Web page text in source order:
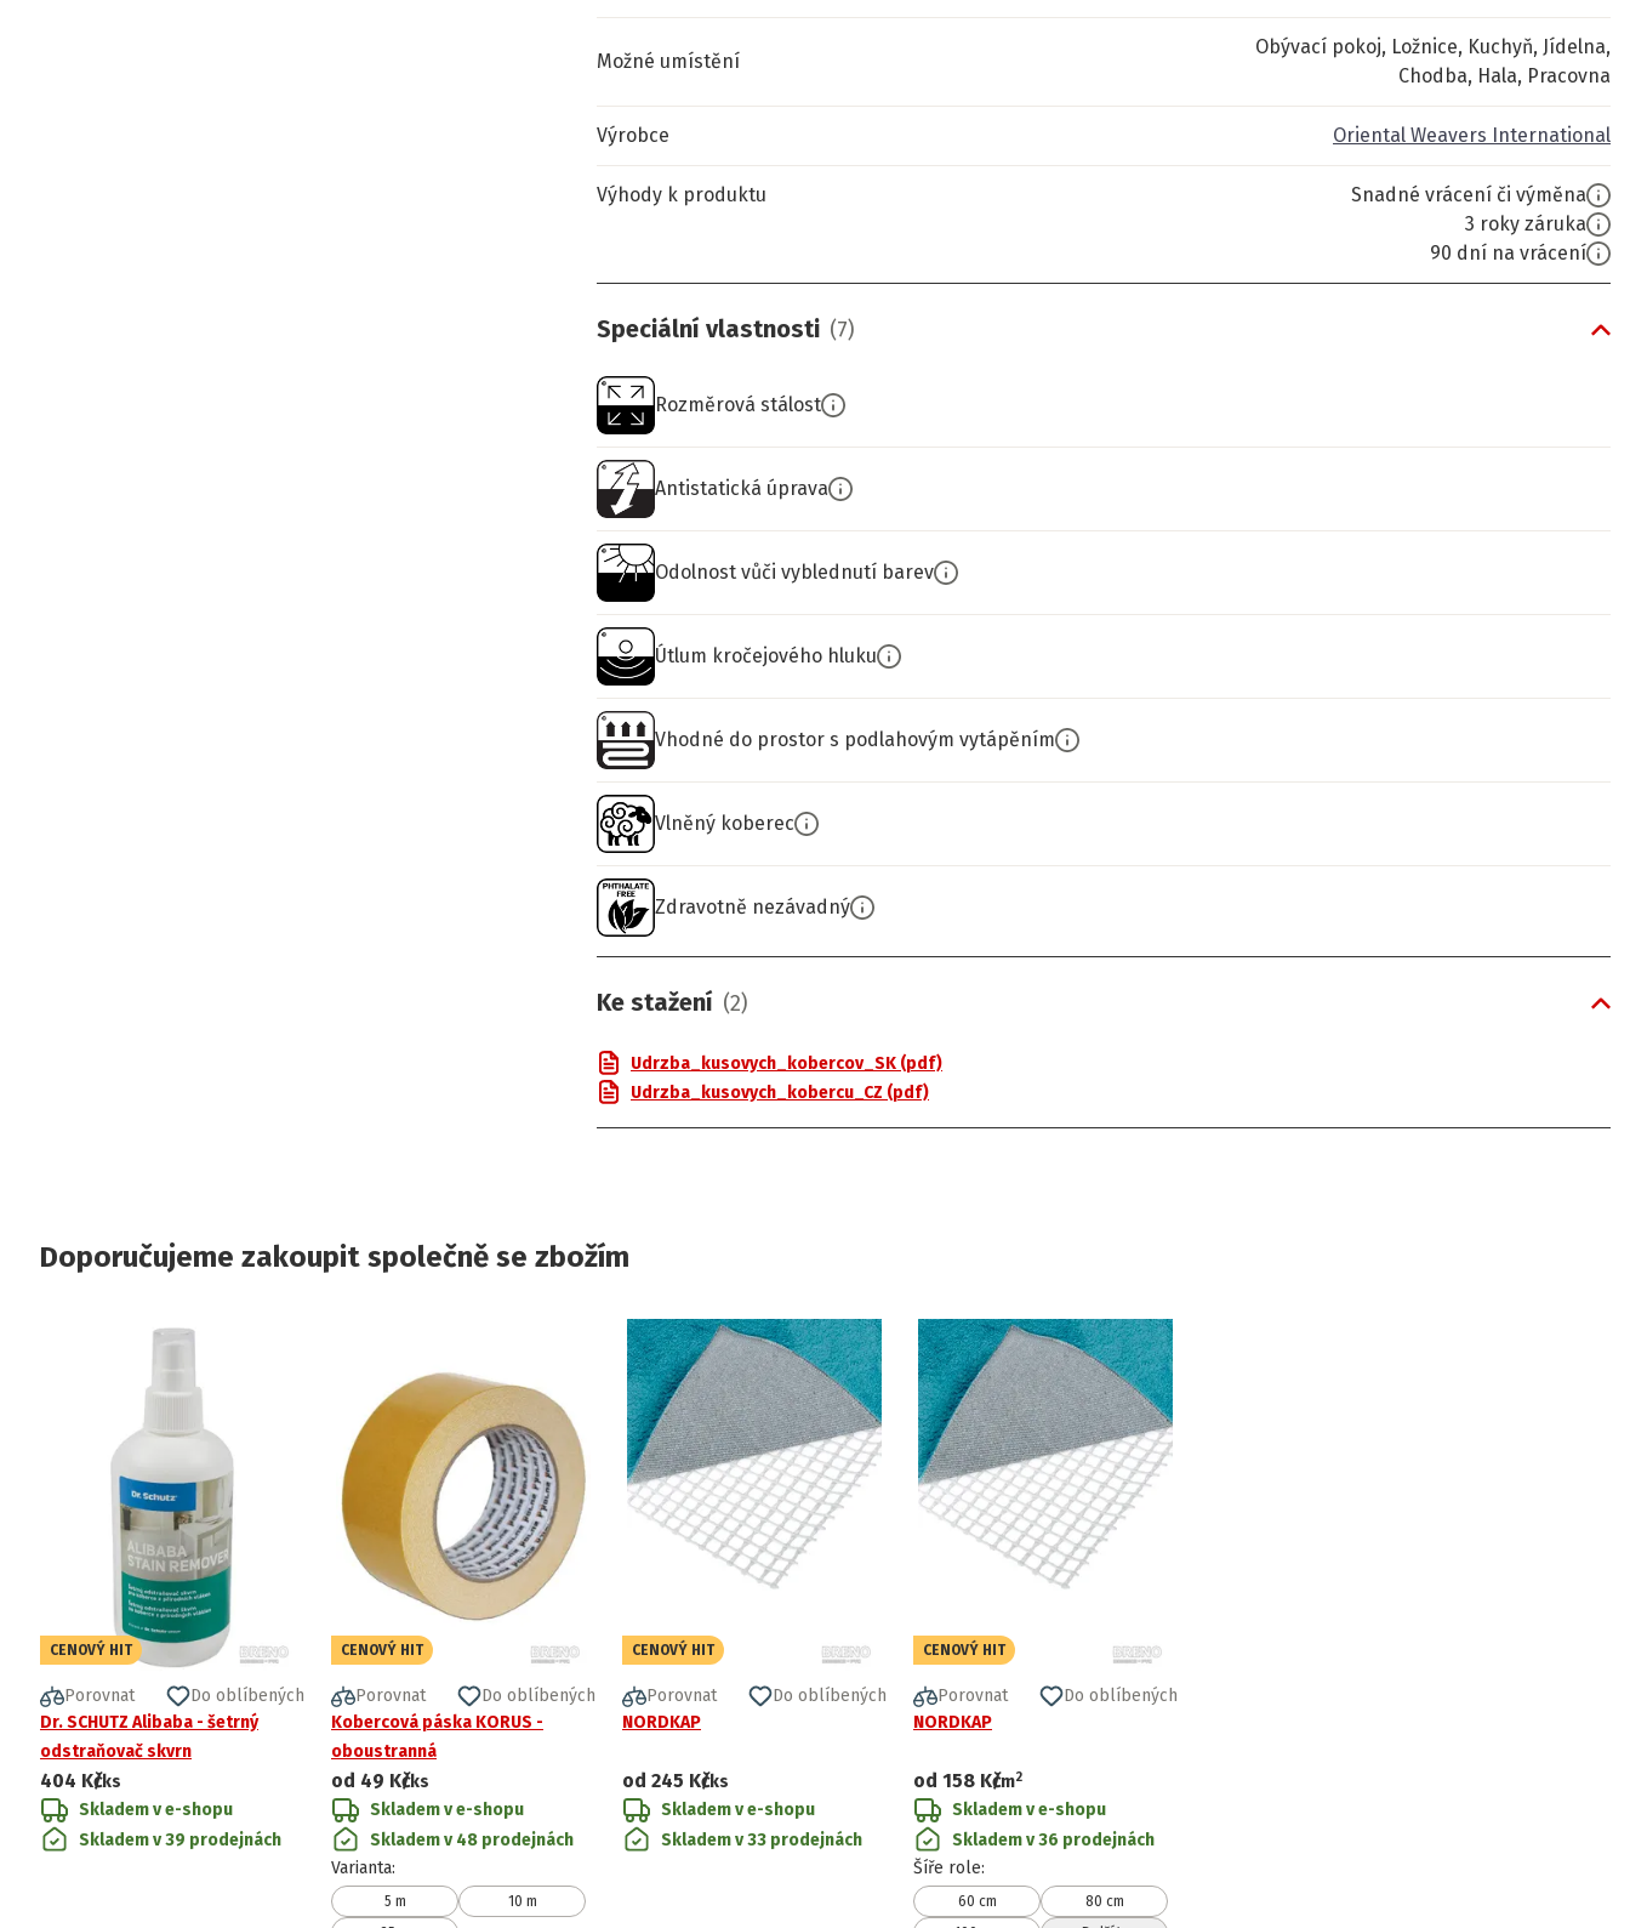
Možné umístění
Obývací pokoj, Ložnice, Kuchyň, Jídelna,
Chodba, Hala, Pracovna
Výrobce Oriental Weavers International
Výhody k produktu
Snadné vrácení či výměna
3 roky záruka
90 dní na vrácení
Speciální vlastnosti (7)
Rozměrová stálost
Antistatická úprava
Odolnost vůči vyblednutí barev
Útlum kročejového hluku
Vhodné do prostor s podlahovým vytápěním
Vlněný koberec
Zdravotně nezávadný
Ke stažení (2)
Udrzba_kusovych_kobercov_SK (pdf)
Udrzba_kusovych_kobercu_CZ (pdf)
Doporučujeme zakoupit společně se zbožím
CENOVÝ HIT
Porovnat
Do oblíbených
Dr. SCHUTZ Alibaba - šetrný
odstraňovač skvrn
404 Kč/ks
Skladem v e-shopu
Skladem v 39 prodejnách
CENOVÝ HIT
Porovnat
Do oblíbených
Kobercová páska KORUS -
oboustranná
od 49 Kč/ks
Skladem v e-shopu
Skladem v 48 prodejnách
Varianta:
5 m
10 m
CENOVÝ HIT
Porovnat
Do oblíbených
NORDKAP
od 245 Kč/ks
Skladem v e-shopu
Skladem v 33 prodejnách
CENOVÝ HIT
Porovnat
Do oblíbených
NORDKAP
od 158 Kč
/m2
Skladem v e-shopu
Skladem v 36 prodejnách
Šíře role:
60 cm
80 cm